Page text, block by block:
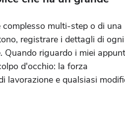
multi-step o di una
registrare i dettagli di ogni
Quando riguardo i miei
d'occhio: la forza
lavorazione e qualsiasi